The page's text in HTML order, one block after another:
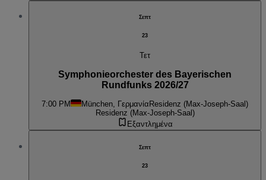
Σεπτ
23
Τετ
Symphonieorchester des Bayerischen
Rundfunks 2026/27
7:00 PM München, Γερμανία Residenz (Max-Joseph-Saal)
Residenz (Max-Joseph-Saal)
Εξαντλημένα
Σεπτ
23